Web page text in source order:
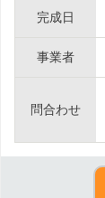
完成日
事業者
問合わせ